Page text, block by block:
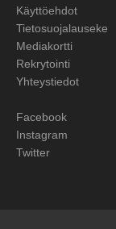
Käyttöehdot
Tietosuojalauseke
Mediakortti
Rekrytointi
Yhteystiedot
Facebook
Instagram
Twitter